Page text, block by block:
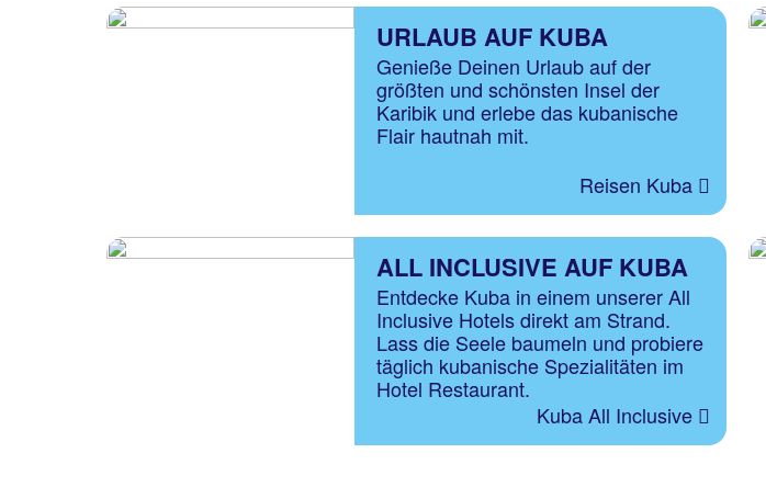
URLAUB AUF KUBA
Genieße Deinen Urlaub auf der
größten und schönsten Insel der
Karibik und erlebe das kubanische
Flair hautnah mit.
Reisen Kuba
ALL INCLUSIVE AUF KUBA
Entdecke Kuba in einem unserer All
Inclusive Hotels direkt am Strand.
Lass die Seele baumeln und probiere
täglich kubanische Spezialitäten im
Hotel Restaurant.
Kuba All Inclusive